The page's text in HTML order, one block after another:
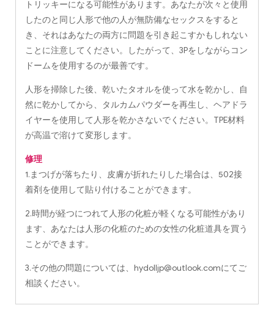
トリッキーになる可能性があります。あなたが次々と使用
したのと同じ人形で他の人が無防備なセックスをすると
き、それはあなたの両方に問題を引き起こすかもしれない
ことに注意してください。したがって、3Pをしながらコン
ドームを使用するのが最善です。
人形を掃除した後、乾いたタオルを使って水を乾かし、自
然に乾かしてから、タルカムパウダーを再生し、ヘアドラ
イヤーを使用して人形を乾かさないでください。TPE材料
が高温で溶けて変形します。
修理
1.まつげが落ちたり、皮膚が折れたりした場合は、502接
着剤を使用して貼り付けることができます。
2.時間が経つにつれて人形の化粧が軽くなる可能性があり
ます、あなたは人形の化粧のための女性の化粧道具を買う
ことができます。
3.その他の問題については、 hydolljp@outlook.comにてご
相談ください。